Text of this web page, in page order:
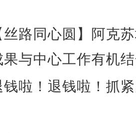
丝路同心圆】阿克
果与中心工作有机
钱啦！退钱啦！抓